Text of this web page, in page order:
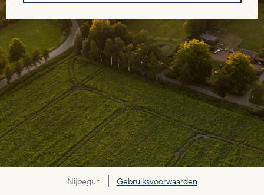
Nijbegun Gebruiksvoorwaarden